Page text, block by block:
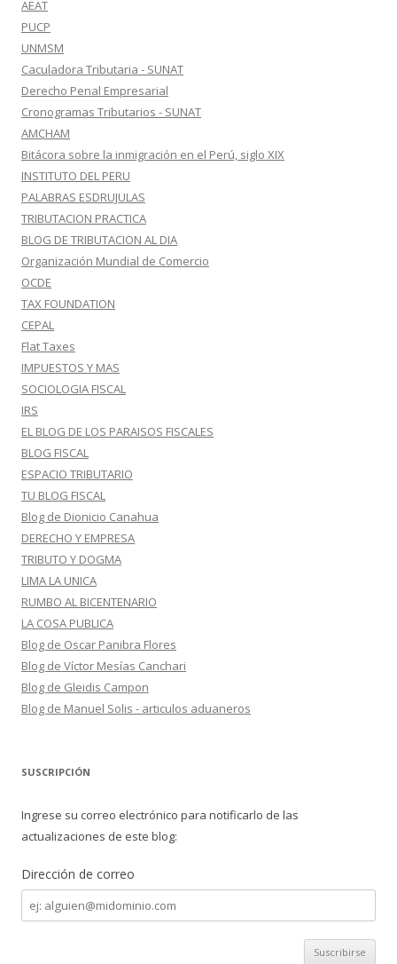
AEAT
PUCP
UNMSM
Caculadora Tributaria - SUNAT
Derecho Penal Empresarial
Cronogramas Tributarios - SUNAT
AMCHAM
Bitácora sobre la inmigración en el Perú, siglo XIX
INSTITUTO DEL PERU
PALABRAS ESDRUJULAS
TRIBUTACION PRACTICA
BLOG DE TRIBUTACION AL DIA
Organización Mundial de Comercio
OCDE
TAX FOUNDATION
CEPAL
Flat Taxes
IMPUESTOS Y MAS
SOCIOLOGIA FISCAL
IRS
EL BLOG DE LOS PARAISOS FISCALES
BLOG FISCAL
ESPACIO TRIBUTARIO
TU BLOG FISCAL
Blog de Dionicio Canahua
DERECHO Y EMPRESA
TRIBUTO Y DOGMA
LIMA LA UNICA
RUMBO AL BICENTENARIO
LA COSA PUBLICA
Blog de Oscar Panibra Flores
Blog de Víctor Mesías Canchari
Blog de Gleidis Campon
Blog de Manuel Solis - articulos aduaneros
SUSCRIPCIÓN
Ingrese su correo electrónico para notificarlo de las
actualizaciones de este blog:
Dirección de correo
Dirección
de
correo